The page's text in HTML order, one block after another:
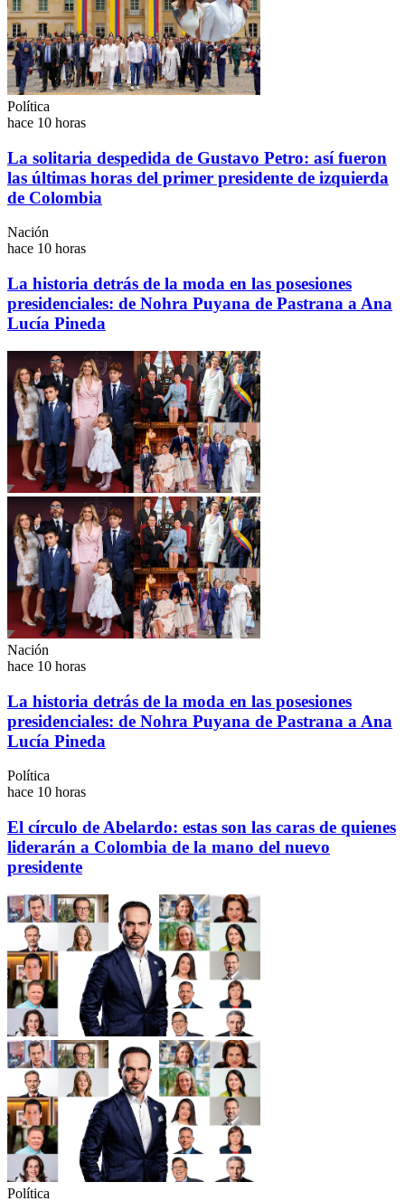
Política
hace 10 horas
La solitaria despedida de Gustavo Petro: así fueron
las últimas horas del primer presidente de izquierda
de Colombia
Nación
hace 10 horas
La historia detrás de la moda en las posesiones
presidenciales: de Nohra Puyana de Pastrana a Ana
Lucía Pineda
Nación
hace 10 horas
La historia detrás de la moda en las posesiones
presidenciales: de Nohra Puyana de Pastrana a Ana
Lucía Pineda
Política
hace 10 horas
El círculo de Abelardo: estas son las caras de quienes
liderarán a Colombia de la mano del nuevo
presidente
Política